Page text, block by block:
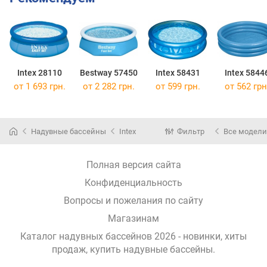
Intex 28110 Bestway 57450 Intex 58431 Intex
от 1 693 грн. от 2 282 грн. от 599 грн. от 562
Надувные бассейны Intex Фильтр Все модели
Полная версия сайта
Конфиденциальность
Вопросы и пожелания по сайту
Магазинам
Каталог надувных бассейнов 2026 - новинки, хиты
продаж, купить надувные бассейны.